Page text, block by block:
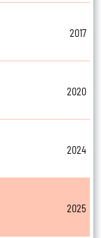
2017
2020
2024
2025